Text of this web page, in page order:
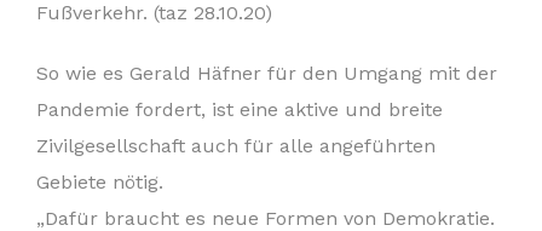
Fußverkehr. (taz 28.10.20)
So wie es Gerald Häfner für den Umgang mit der
Pandemie fordert, ist eine aktive und breite
Zivilgesellschaft auch für alle angeführten
Gebiete nötig.
„Dafür braucht es neue Formen von Demokratie.